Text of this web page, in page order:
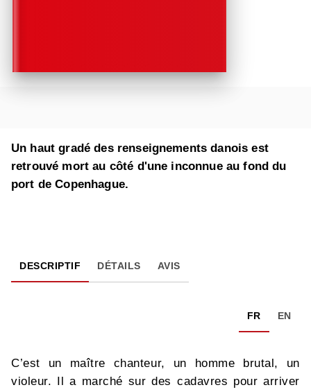
Un haut gradé des renseignements danois est
retrouvé mort au côté d'une inconnue au fond du
port de Copenhague.
DESCRIPTIF DÉTAILS AVIS
FR EN
C’est un maître chanteur, un homme brutal, un
violeur. Il a marché sur des cadavres pour arriver